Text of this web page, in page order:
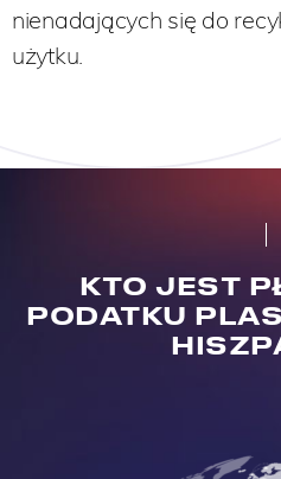
nienadających się do
użytku.
KTO JEST
PODATKU